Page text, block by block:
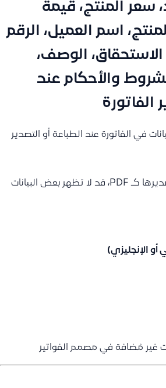
سعر المنتج، قيمة
اسم العميل، الرقم
الاستحقاق، الوصف،
والأحكام عند
الفاتورة
في الفاتورة عند الطباعة أو التصدير
عند طباعة الفاتورة أو تصديرها كـ PDF، قد لا تظهر بعض البيانات
أو الإنجليزي)
غير مُضافة في مصمم الفواتير